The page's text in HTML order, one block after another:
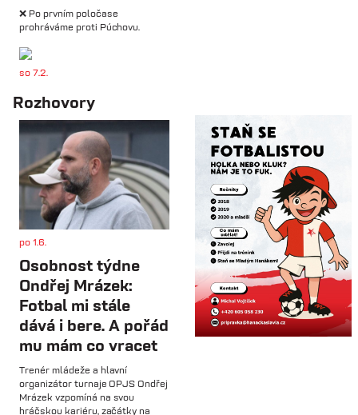
❌ Po prvním poločase
prohráváme proti Púchovu.
so 7.2.
této základní sestavě.
so 7.2.
⚽️ DNES HRAJÍ HANÁCI 🔴⚪️V
dalším přípravném utkání...
st 4.2.
rozhovoru hodnotí dosavadní
průběh zimní...
so 31.1.
🅱️ Prohra proti rezervě Gorniku
so 31.1.
Rozhovory
po 1.6.
Osobnost týdne
Ondřej Mrázek:
Fotbal mi stále
dává i bere. A pořád
mu mám co vracet
Trenér mládeže a hlavní
organizátor turnaje OPJS Ondřej
Mrázek vzpomíná na svou
hráčskou kariéru, začátky na